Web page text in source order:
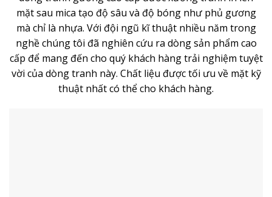
mặt sau mica tạo độ sâu và độ bóng như phủ gương
mà chỉ là nhựa. Với đội ngũ kĩ thuật nhiều năm trong
nghề chúng tôi đã nghiên cứu ra dòng sản phẩm cao
cấp để mang đến cho quý khách hàng trải nghiệm tuyệt
vời của dòng tranh này. Chất liệu được tối ưu về mặt kỹ
thuật nhất có thể cho khách hàng.